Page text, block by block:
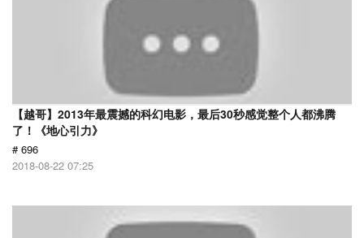
【越哥】2013年最震撼的科幻电影，最后30秒感觉整个人都沸腾
了！《地心引力》
# 696
2018-08-22 07:25